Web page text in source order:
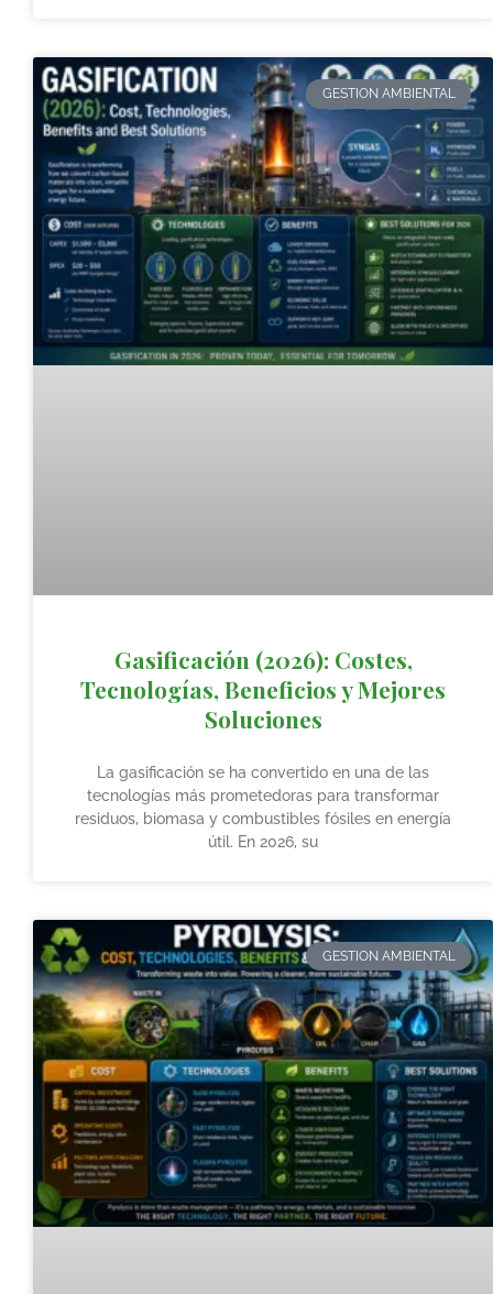
GESTION AMBIENTAL
Gasificación (2026): Costes,
Tecnologías, Beneficios y Mejores
Soluciones
La gasificación se ha convertido en una de las
tecnologías más prometedoras para transformar
residuos, biomasa y combustibles fósiles en energía
útil. En 2026, su
GESTION AMBIENTAL